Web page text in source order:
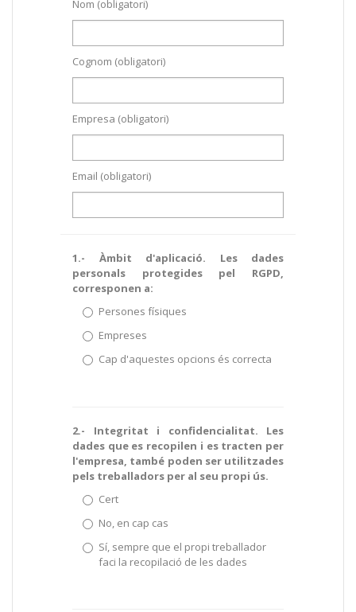
Nom (obligatori)
Cognom (obligatori)
Empresa (obligatori)
Email (obligatori)
1.- Àmbit d'aplicació. Les dades
personals protegides pel RGPD,
corresponen a:
Persones físiques
Empreses
Cap d'aquestes opcions és correcta
2.- Integritat i confidencialitat. Les
dades que es recopilen i es tracten per
l'empresa, també poden ser utilitzades
pels treballadors per al seu propi ús.
Cert
No, en cap cas
Sí, sempre que el propi treballador
faci la recopilació de les dades